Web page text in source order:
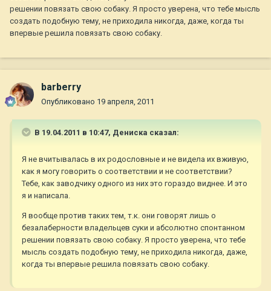
решении повязать свою собаку. Я просто уверена, что тебе мысль
создать подобную тему, не приходила никогда, даже, когда ты
впервые решила повязать свою собаку.
barberry
Опубликовано 19 апреля, 2011
В 19.04.2011 в 10:47, Дениска сказал:
Я не вчитывалась в их родословные и не видела их вживую,
как я могу говорить о соответствии и не соответствии?
Тебе, как заводчику одного из них это гораздо виднее. И это
я и написала.
Я вообще против таких тем, т.к. они говорят лишь о
безалаберности владельцев суки и абсолютно спонтанном
решении повязать свою собаку. Я просто уверена, что тебе
мысль создать подобную тему, не приходила никогда, даже,
когда ты впервые решила повязать свою собаку.